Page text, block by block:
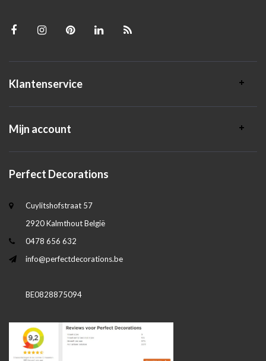
Klantenservice
Mijn account
Perfect Decorations
Cuylitshofstraat 57
2920 Kalmthout België
0478 656 632
info@perfectdecorations.be
BE0828875094